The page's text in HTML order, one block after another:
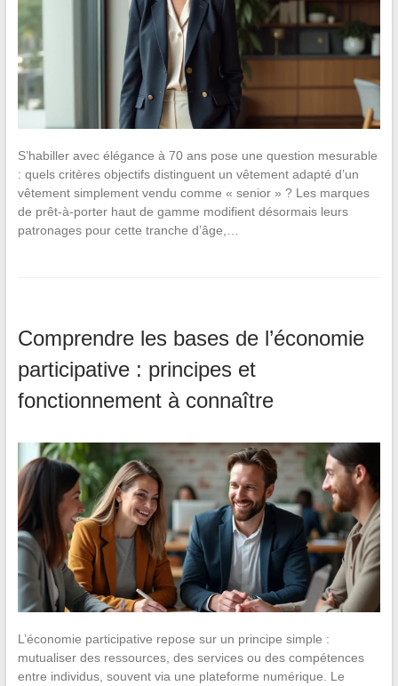
S’habiller avec élégance à 70 ans pose une question mesurable
: quels critères objectifs distinguent un vêtement adapté d’un
vêtement simplement vendu comme « senior » ? Les marques
de prêt-à-porter haut de gamme modifient désormais leurs
patronages pour cette tranche d’âge,…
Comprendre les bases de l’économie
participative : principes et
fonctionnement à connaître
L’économie participative repose sur un principe simple :
mutualiser des ressources, des services ou des compétences
entre individus, souvent via une plateforme numérique. Le